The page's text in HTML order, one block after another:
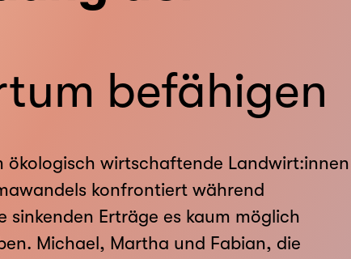
befähigen
ökologisch wirtschaftende Landwirt:innen
konfrontiert während
Erträge es kaum möglich
Michael, Martha und Fabian, die